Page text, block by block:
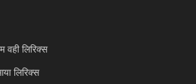
वही लिरिक्स
लिरिक्स